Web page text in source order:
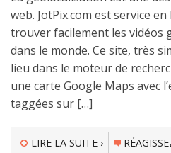
web. JotPix.com est service
trouver facilement les vidéos
dans le monde. Ce site, très
lieu dans le moteur de
une carte Google Maps avec
taggées sur […]
LIRE LA SUITE ›